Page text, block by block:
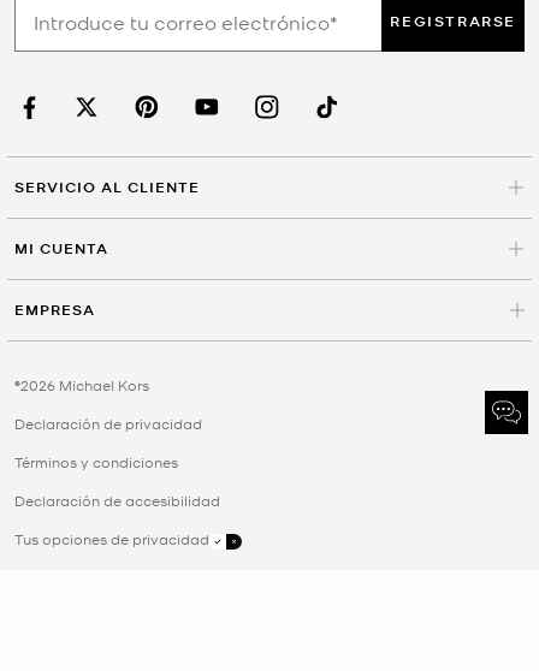
REGISTRARSE
SERVICIO AL CLIENTE
MI CUENTA
EMPRESA
©2026 Michael Kors
Declaración de privacidad
Términos y condiciones
Declaración de accesibilidad
Tus opciones de privacidad